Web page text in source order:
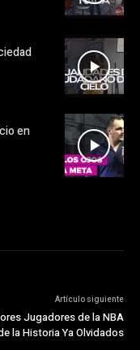
en
Artículo siguiente
Jugadores de la NBA
la Historia Ya Olvidados